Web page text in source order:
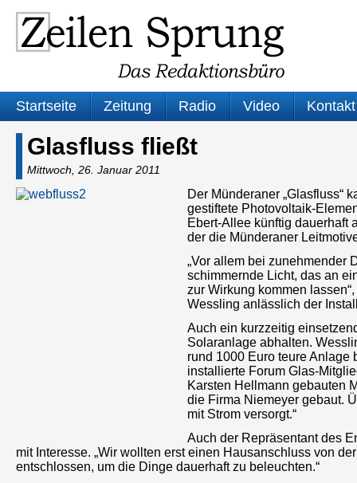
Startseite Zeitung Radio Video Kontakt
Glasfluss fließt
Mittwoch, 26. Januar 2011
Der Münderaner „Glasfluss“
gestiftete Photovoltaik-
Ebert-Allee künftig dauerhaft
der die Münderaner
„Vor allem bei zunehmender
schimmernde Licht, das an
zur Wirkung kommen
Wessling anlässlich der
Auch ein kurzzeitig
Solaranlage abhalten.
rund 1000 Euro teure Anlage
installierte Forum Glas-
Karsten Hellmann gebauten
die Firma Niemeyer gebaut.
mit Strom versorgt.“
Auch der Repräsentant des
mit Interesse. „Wir wollten erst einen Hausanschluss von
entschlossen, um die Dinge dauerhaft zu beleuchten.“